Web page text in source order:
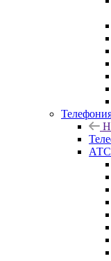
АТС